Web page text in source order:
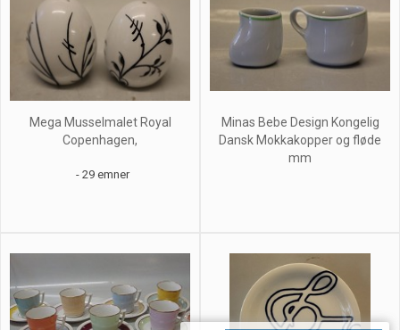
Mega Musselmalet Royal
Copenhagen,
- 29 emner
Minas Bebe Design Kongelig
Dansk Mokkakopper og fløde
mm